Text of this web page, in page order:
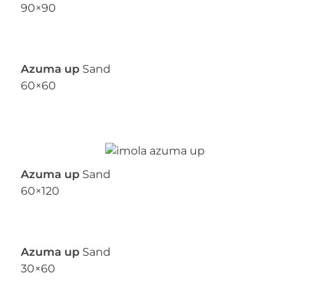
90×90
Azuma up Sand
60×60
Azuma up Sand
60×120
Azuma up Sand
30×60